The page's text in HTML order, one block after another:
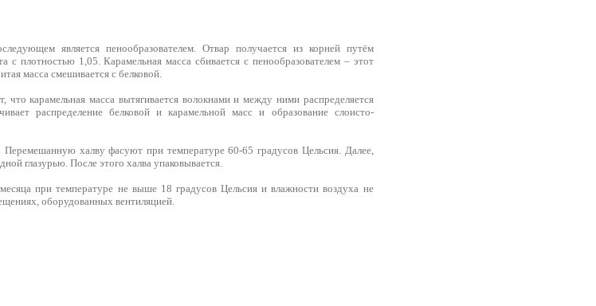
является пенообразователем. Отвар получается из корней путём
с плотностью 1,05. Карамельная масса сбивается с пенообразователем – этот
масса смешивается с белковой.
что карамельная масса вытягивается волокнами и между ними распределяется
распределение белковой и карамельной масс и образование слоисто-
халву фасуют при температуре 60-65 градусов Цельсия. Далее,
глазурью. После этого халва упаковывается.
при температуре не выше 18 градусов Цельсия и влажности воздуха не
оборудованных вентиляцией.